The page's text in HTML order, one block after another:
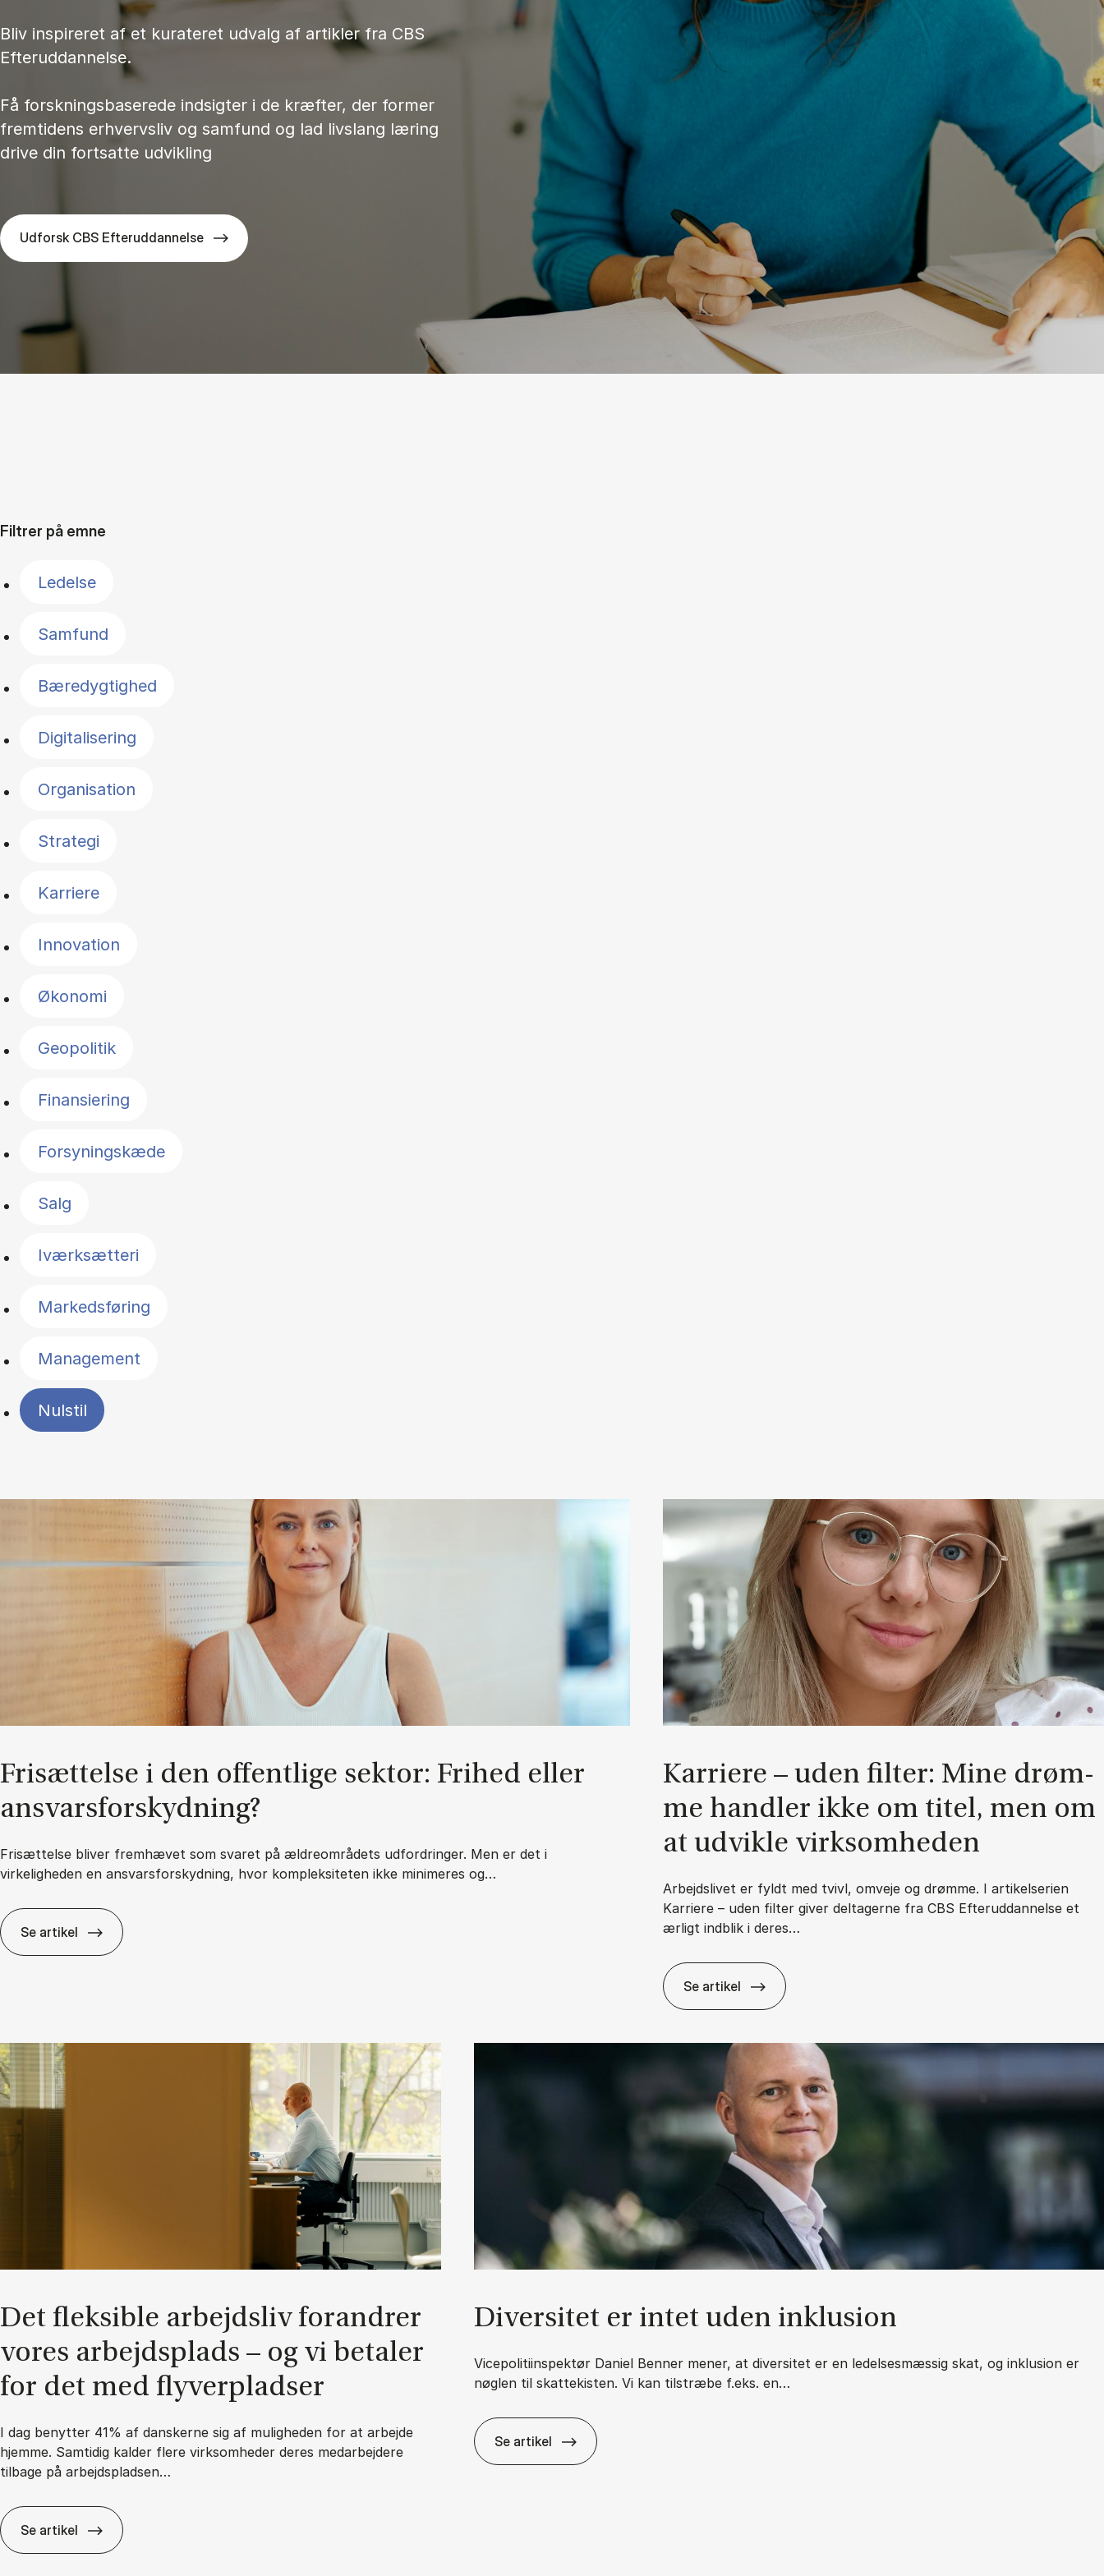
Bliv inspireret af et kurateret udvalg af artikler fra CBS
Efteruddannelse.
Få forskningsbaserede indsigter i de kræfter, der former
fremtidens erhvervsliv og samfund og lad livslang læring
drive din fortsatte udvikling
Udforsk CBS Efteruddannelse
Filtrer på emne
Ledelse
Samfund
Bæredygtighed
Digitalisering
Organisation
Strategi
Karriere
Innovation
Økonomi
Geopolitik
Finansiering
Forsyningskæde
Salg
Iværksætteri
Markedsføring
Management
Nulstil
Fri­sæt­tel­se i den of­fent­li­ge sek­tor: Fri­hed el­ler
an­svars­for­skyd­ning?
Frisættelse bliver fremhævet som svaret på ældreområdets udfordringer. Men er det i
virkeligheden en ansvarsforskydning, hvor kompleksiteten ikke minimeres og…
Se artikel
Fri­sæt­tel­se i den of­fent­li­ge sek­tor: Fri­hed el­ler an­svars­for­skyd­ning?
Kar­ri­e­re – uden fil­ter: Mine drøm­
me hand­ler ikke om ti­tel, men om
at ud­vik­le virk­som­he­den
Arbejdslivet er fyldt med tvivl, omveje og drømme. I artikelserien
Karriere – uden filter giver deltagerne fra CBS Efteruddannelse et
ærligt indblik i deres…
Se artikel
Kar­ri­e­re – uden fil­ter: Mine drøm­me hand­ler ikke om ti­tel,
Det flek­sib­le ar­bejds­liv for­an­drer
vo­res ar­bejds­plads – og vi be­ta­ler
for det med fly­ver­plad­ser
I dag benytter 41% af danskerne sig af muligheden for at arbejde
hjemme. Samtidig kalder flere virksomheder deres medarbejdere
tilbage på arbejdspladsen…
Se artikel
Det flek­sib­le ar­bejds­liv for­an­drer vo­res ar­bejds­plads – og vi be­ta­ler for det med fly­ver­plad­ser
Di­ver­si­tet er in­tet uden in­klu­sion
Vicepolitiinspektør Daniel Benner mener, at diversitet er en ledelsesmæssig skat, og inklusion er
nøglen til skattekisten. Vi kan tilstræbe f.eks. en…
Se artikel
Di­ver­si­tet er in­tet uden in­klu­sion